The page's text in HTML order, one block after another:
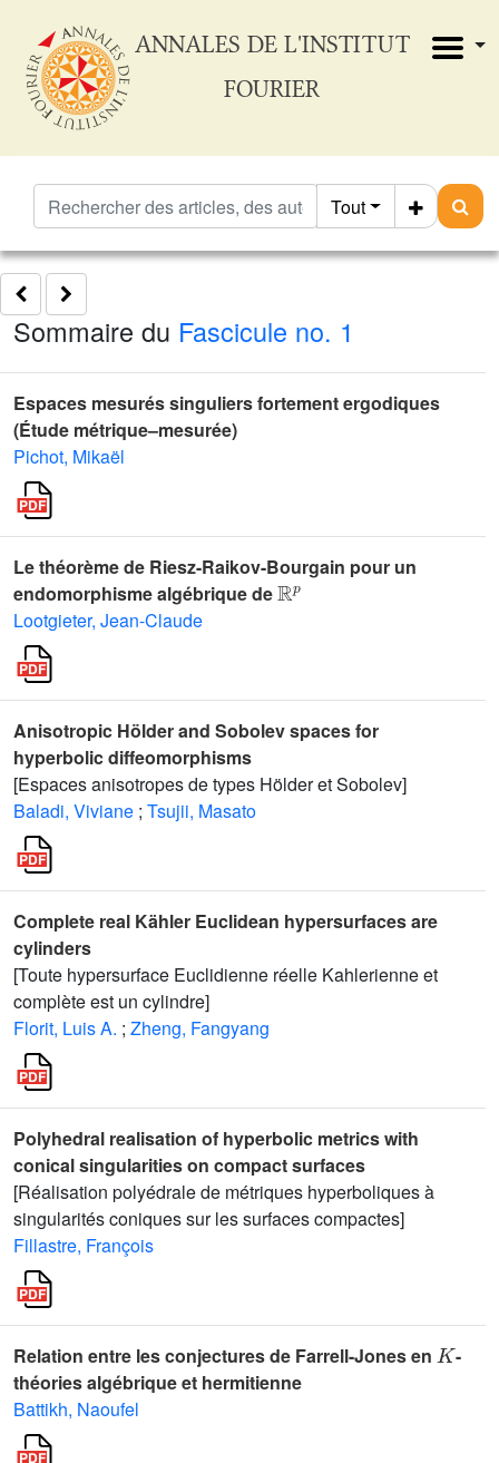
ANNALES DE L'INSTITUT
FOURIER
Tout
Sommaire du Fascicule no. 1
Espaces mesurés singuliers fortement ergodiques
(Étude métrique–mesurée)
Pichot, Mikaël
Le théorème de Riesz-Raikov-Bourgain pour un
endomorphisme algébrique de
ℝp
Lootgieter, Jean-Claude
Anisotropic Hölder and Sobolev spaces for
hyperbolic diffeomorphisms
[Espaces anisotropes de types Hölder et Sobolev]
Baladi, Viviane ; Tsujii, Masato
Complete real Kähler Euclidean hypersurfaces are
cylinders
[Toute hypersurface Euclidienne réelle Kahlerienne et
complète est un cylindre]
Florit, Luis A. ; Zheng, Fangyang
Polyhedral realisation of hyperbolic metrics with
conical singularities on compact surfaces
[Réalisation polyédrale de métriques hyperboliques à
singularités coniques sur les surfaces compactes]
Fillastre, François
Relation entre les conjectures de Farrell-Jones en
-
théories algébrique et hermitienne
Battikh, Naoufel